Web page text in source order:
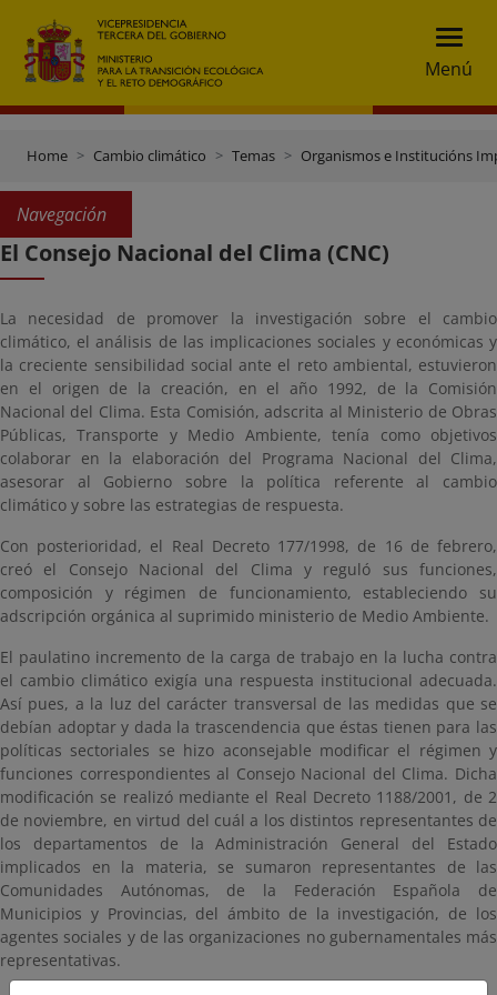
Menú
Home Cambio climático Temas Organismos e Institucións
Navegación
El Consejo Nacional del Clima (CNC)
La necesidad de promover la investigación sobre el cambio
climático, el análisis de las implicaciones sociales y económicas y
la creciente sensibilidad social ante el reto ambiental, estuvieron
en el origen de la creación, en el año 1992, de la Comisión
Nacional del Clima. Esta Comisión, adscrita al Ministerio de Obras
Públicas, Transporte y Medio Ambiente, tenía como objetivos
colaborar en la elaboración del Programa Nacional del Clima,
asesorar al Gobierno sobre la política referente al cambio
climático y sobre las estrategias de respuesta.
Con posterioridad, el Real Decreto 177/1998, de 16 de febrero,
creó el Consejo Nacional del Clima y reguló sus funciones,
composición y régimen de funcionamiento, estableciendo su
adscripción orgánica al suprimido ministerio de Medio Ambiente.
El paulatino incremento de la carga de trabajo en la lucha contra
el cambio climático exigía una respuesta institucional adecuada.
Así pues, a la luz del carácter transversal de las medidas que se
debían adoptar y dada la trascendencia que éstas tienen para las
políticas sectoriales se hizo aconsejable modificar el régimen y
funciones correspondientes al Consejo Nacional del Clima. Dicha
modificación se realizó mediante el Real Decreto 1188/2001, de 2
de noviembre, en virtud del cuál a los distintos representantes de
los departamentos de la Administración General del Estado
implicados en la materia, se sumaron representantes de las
Comunidades Autónomas, de la Federación Española de
Municipios y Provincias, del ámbito de la investigación, de los
agentes sociales y de las organizaciones no gubernamentales más
representativas.